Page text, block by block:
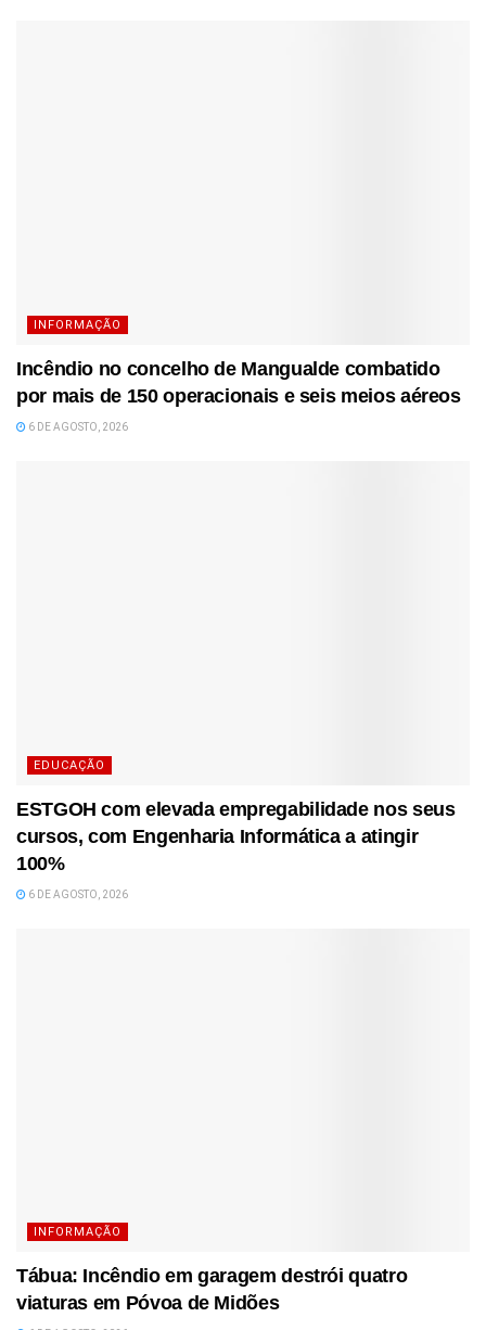
INFORMAÇÃO
Incêndio no concelho de Mangualde combatido
por mais de 150 operacionais e seis meios aéreos
6 DE AGOSTO, 2026
EDUCAÇÃO
ESTGOH com elevada empregabilidade nos seus
cursos, com Engenharia Informática a atingir
100%
6 DE AGOSTO, 2026
INFORMAÇÃO
Tábua: Incêndio em garagem destrói quatro
viaturas em Póvoa de Midões